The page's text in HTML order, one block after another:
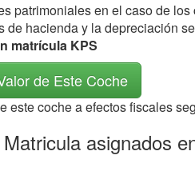
patrimoniales en el caso de
de hacienda y la depreciación
matrícula KPS
de Este Coche
este coche a efectos fiscales
asignados